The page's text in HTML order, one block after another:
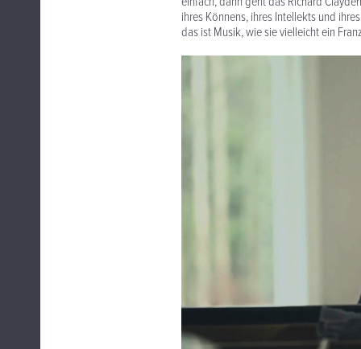
ihres Könnens, ihres Intellekts und
das ist Musik, wie sie vielleicht ein